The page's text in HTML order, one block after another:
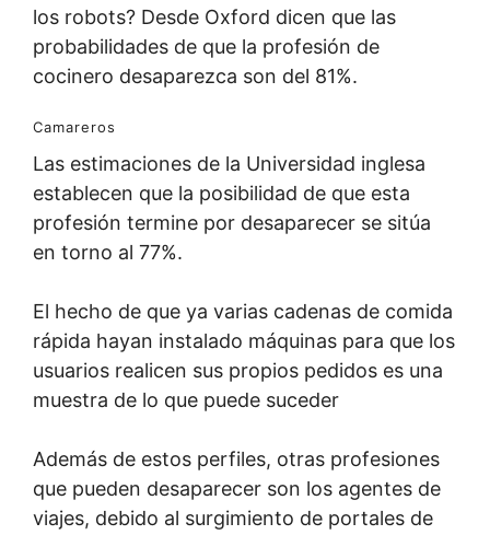
los robots? Desde Oxford dicen que las
probabilidades de que la profesión de
cocinero desaparezca son del 81%.
Camareros
Las estimaciones de la Universidad inglesa
establecen que la posibilidad de que esta
profesión termine por desaparecer se sitúa
en torno al 77%.
El hecho de que ya varias cadenas de comida
rápida hayan instalado máquinas para que los
usuarios realicen sus propios pedidos es una
muestra de lo que puede suceder
Además de estos perfiles, otras profesiones
que pueden desaparecer son los agentes de
viajes, debido al surgimiento de portales de